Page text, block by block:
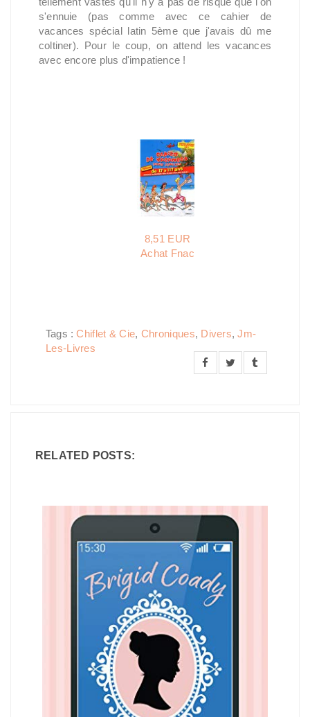
s'ennuie (pas comme avec ce cahier de
vacances spécial latin 5ème que j'avais dû me
coltiner). Pour le coup, on attend les vacances
avec encore plus d'impatience !
8,51 EUR
Achat Fnac
Tags :Chiflet & Cie, Chroniques, Divers,Jm-
Les-Livres
RELATED POSTS: